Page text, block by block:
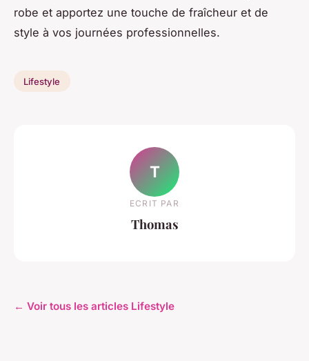
robe et apportez une touche de fraîcheur et de
style à vos journées professionnelles.
Lifestyle
T
ECRIT PAR
Thomas
← Voir tous les articles Lifestyle